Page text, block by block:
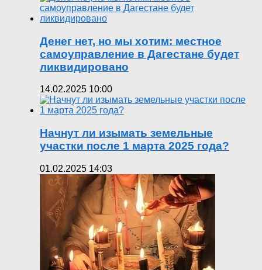
Денег нет, но мы хотим: местное
самоуправление в Дагестане будет
ликвидировано
14.02.2025 10:00
Начнут ли изымать земельные
участки после 1 марта 2025 года?
01.02.2025 14:03